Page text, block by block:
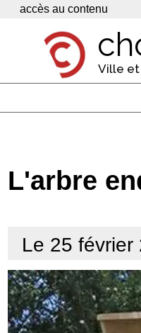
Panneau de gestion des cookies
accès au contenu
Ville
Economie
Contacts
L'arbre
Le 25 février